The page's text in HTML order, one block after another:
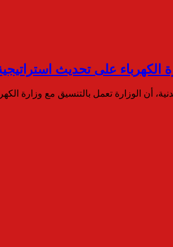
على تحديث
أن الوزارة تعمل بالتنسيق مع وزارة